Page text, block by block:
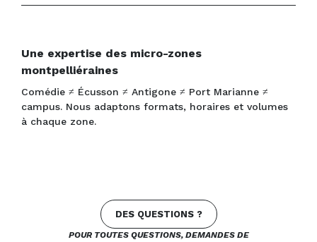
Une expertise des micro-zones
montpelliéraines
Comédie ≠ Écusson ≠ Antigone ≠ Port Marianne ≠
campus. Nous adaptons formats, horaires et volumes
à chaque zone.
DES QUESTIONS ?
POUR TOUTES QUESTIONS, DEMANDES DE